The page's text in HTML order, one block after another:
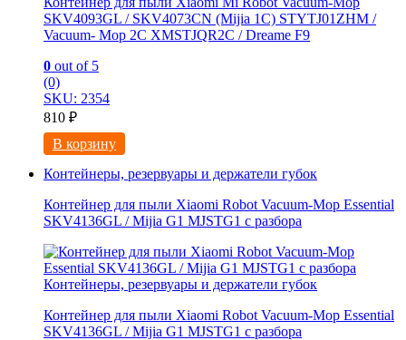
SKV4093GL / SKV4073CN (Mijia 1C) STYTJ01ZHM /
Vacuum- Mop 2C XMSTJQR2C / Dreame F9
0 out of 5
(0)
SKU: 2354
810 ₽
В корзину
Контейнеры, резервуары и держатели губок
Контейнер для пыли Xiaomi Robot Vacuum-Mop Essential
SKV4136GL / Mijia G1 MJSTG1 с разбора
Контейнеры, резервуары и держатели губок
Контейнер для пыли Xiaomi Robot Vacuum-Mop Essential
SKV4136GL / Mijia G1 MJSTG1 с разбора